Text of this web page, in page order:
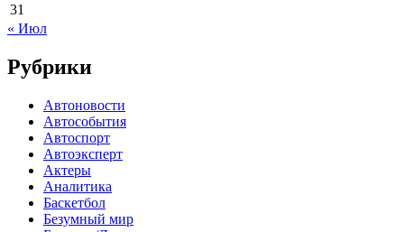
31
« Июл
Рубрики
Автоновости
Автособытия
Автоспорт
Автоэксперт
Актеры
Аналитика
Баскетбол
Безумный мир